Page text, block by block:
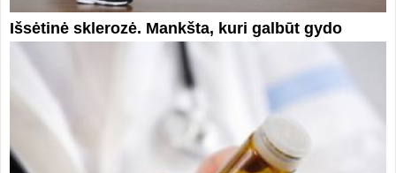
Išsėtinė sklerozė. Mankšta, kuri galbūt gydo